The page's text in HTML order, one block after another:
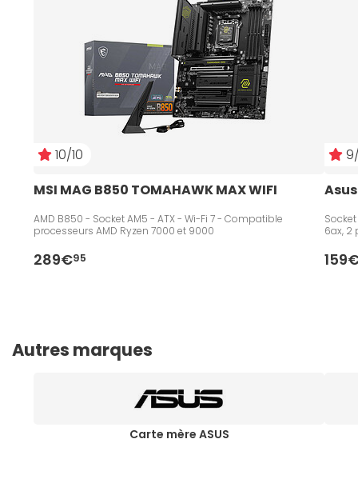
10/10
MSI MAG B850 TOMAHAWK MAX WIFI
AMD B850 - Socket AM5 - ATX - Wi-Fi 7 - Compatible
processeurs AMD Ryzen 7000 et 9000
289€95
6ax, 2
Autres marques
Carte mère ASUS